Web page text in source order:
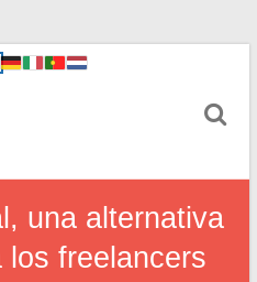
una alternativa
los freelancers